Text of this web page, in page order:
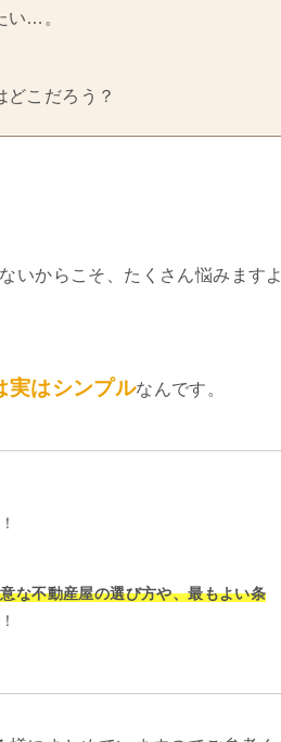
い…。
こだろう？
いからこそ、たくさん悩みますよ
実はシンプルなんです。
な不動産屋の選び方や、最もよい条